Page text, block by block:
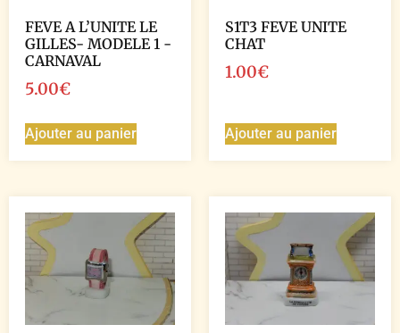
FEVE A L’UNITE LE
GILLES- MODELE 1 -
CARNAVAL
5.00€
Ajouter au panier
S1T3 FEVE UNITE
CHAT
1.00€
Ajouter au panier